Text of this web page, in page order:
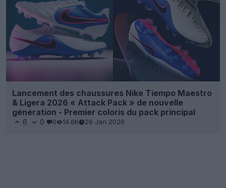
Lancement des chaussures Nike Tiempo Maestro
& Ligera 2026 « Attack Pack » de nouvelle
génération - Premier coloris du pack principal
6 0 0 14.6K 26 Jan 2026